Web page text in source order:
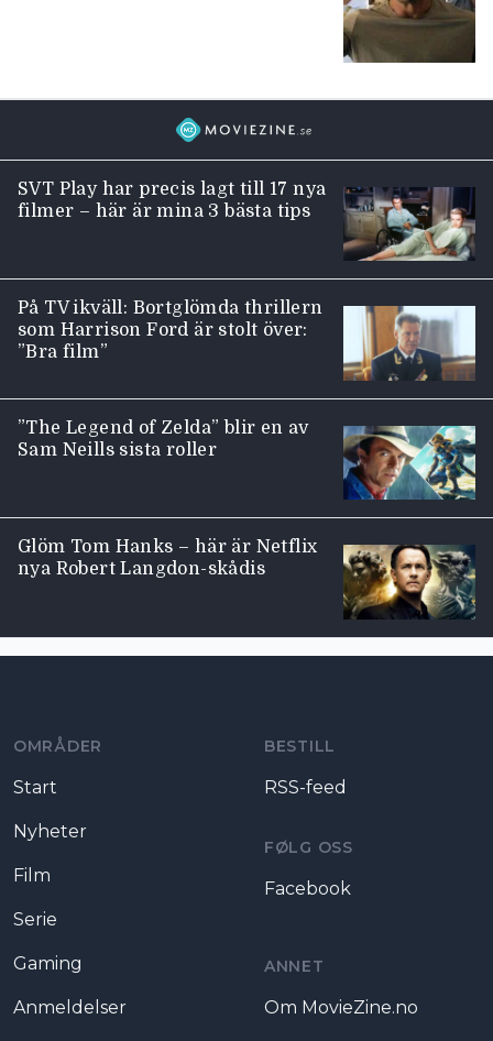
SVT Play har precis lagt till 17 nya
filmer – här är mina 3 bästa tips
På TV ikväll: Bortglömda thrillern
som Harrison Ford är stolt över:
”Bra film”
”The Legend of Zelda” blir en av
Sam Neills sista roller
Glöm Tom Hanks – här är Netflix
nya Robert Langdon-skådis
OMRÅDER
Start
Nyheter
Film
Serie
Gaming
Anmeldelser
BESTILL
RSS-feed
FØLG OSS
Facebook
ANNET
Om MovieZine.no